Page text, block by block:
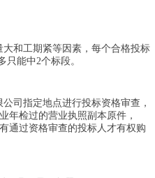
和工期紧等因素，每个合格投标
只能中 2个标段。
司指定地点进行投标资格审查，
年检过的营业执照副本原件，
通过资格审查的投标人才有权购